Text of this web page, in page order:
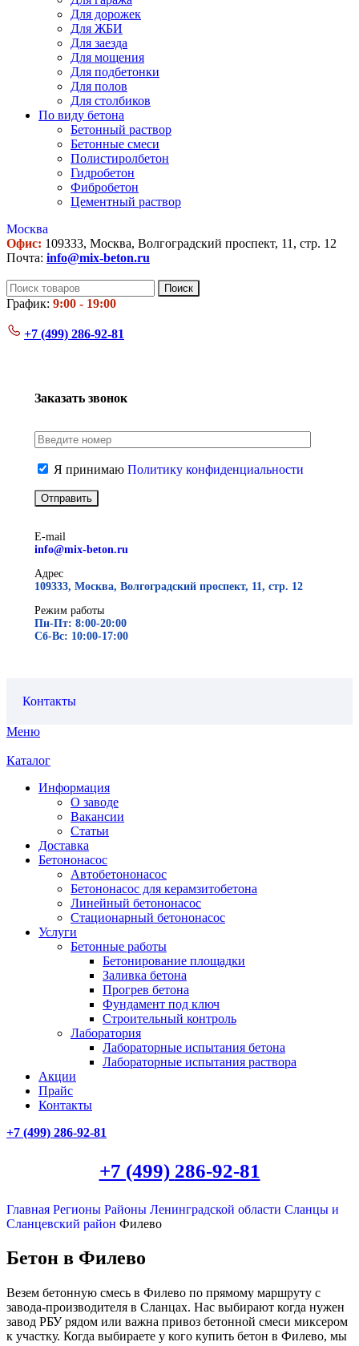
Для дорожек
Для ЖБИ
Для заезда
Для мощения
Для подбетонки
Для полов
Для столбиков
По виду бетона
Бетонный раствор
Бетонные смеси
Полистиролбетон
Гидробетон
Фибробетон
Цементный раствор
Москва
Офис: 109333, Москва, Волгоградский проспект, 11, стр. 12
Почта: info@mix-beton.ru
Поиск
График: 9:00 - 19:00
+7 (499) 286-92-81
Заказать звонок
Я принимаю Политику конфиденциальности
E-mail
info@mix-beton.ru
Адрес
109333, Москва, Волгоградский проспект, 11, стр. 12
Режим работы
Пн-Пт: 8:00-20:00
Сб-Вс: 10:00-17:00
Контакты
Меню
Каталог
Информация
О заводе
Вакансии
Статьи
Доставка
Бетононасос
Автобетононасос
Бетононасос для керамзитобетона
Линейный бетононасос
Стационарный бетононасос
Услуги
Бетонные работы
Бетонирование площадки
Заливка бетона
Прогрев бетона
Фундамент под ключ
Строительный контроль
Лаборатория
Лабораторные испытания бетона
Лабораторные испытания раствора
Акции
Прайс
Контакты
+7 (499) 286-92-81
+7 (499) 286-92-81
Главная Регионы Районы Ленинградской области Сланцы и
Сланцевский район Филево
Бетон в Филево
Везем бетонную смесь в Филево по прямому маршруту с
завода-производителя в Сланцах. Нас выбирают когда нужен
завод РБУ рядом или важна привоз бетонной смеси миксером
к участку. Когда выбираете у кого купить бетон в Филево, мы